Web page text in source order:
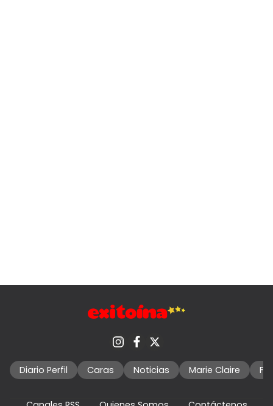
Diario Perfil Caras Noticias Marie Claire